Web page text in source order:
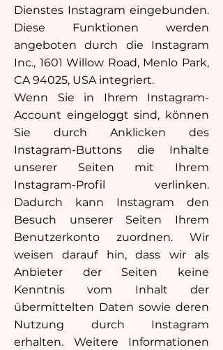
Dienstes Instagram eingebunden.
Diese Funktionen werden
angeboten durch die Instagram
Inc., 1601 Willow Road, Menlo Park,
CA 94025, USA integriert.
Wenn Sie in Ihrem Instagram-
Account eingeloggt sind, können
Sie durch Anklicken des
Instagram-Buttons die Inhalte
unserer Seiten mit Ihrem
Instagram-Profil verlinken.
Dadurch kann Instagram den
Besuch unserer Seiten Ihrem
Benutzerkonto zuordnen. Wir
weisen darauf hin, dass wir als
Anbieter der Seiten keine
Kenntnis vom Inhalt der
übermittelten Daten sowie deren
Nutzung durch Instagram
erhalten. Weitere Informationen